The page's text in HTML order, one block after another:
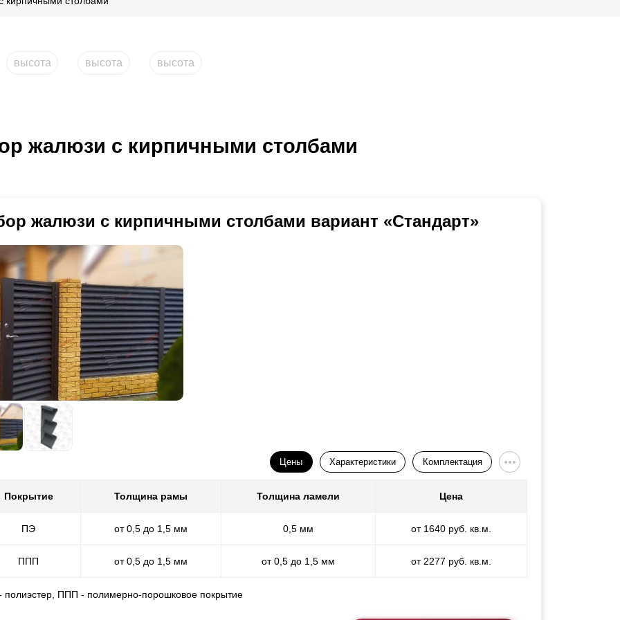
высота высота высота
жалюзи с кирпичными столбами
жалюзи с кирпичными столбами вариант «Стандарт»
Цены Характеристики Комплектация
Покрытие Толщина рамы Толщина ламели Цена
ПЭ от 0,5 до 1,5 мм 0,5 мм от 1640 руб. кв.м.
ППП от 0,5 до 1,5 мм от 0,5 до 1,5 мм от 2277 руб. кв.м.
полиэстер, ППП - полимерно-порошковое покрытие